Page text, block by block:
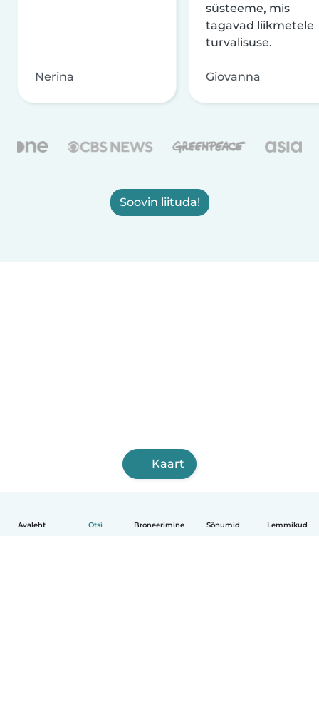
Avaleht Otsi Broneerimine Sõnumid Lemmikud
Nerina
süsteeme, mis
tagavad liikmetele
turvalisuse.
Giovanna
Soovin liituda!
Kaart